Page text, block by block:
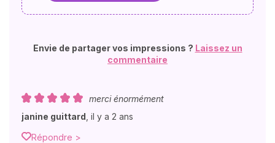
Envie de partager vos impressions ? Laissez un
commentaire
merci énormément
janine guittard il y a 2 ans
Répondre >